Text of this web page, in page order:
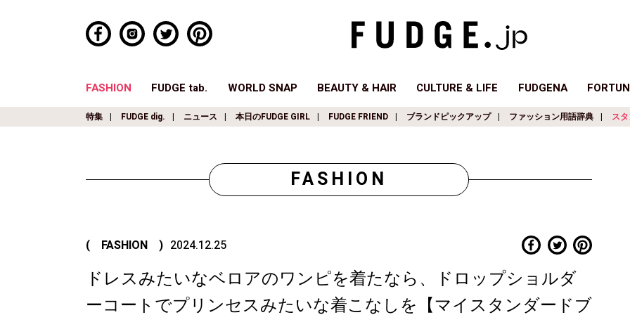
FASHION FUDGE tab. WORLD SNAP BEAUTY & HAIR CULTURE & LIFE FUDGENA
特集 FUDGE dig. ニュース 本日のFUDGE GIRL FUDGE FRIEND ブランドピックアップ ファッション用語辞典 ス
FASHION
( FASHION ) 2024.12.25
ドレスみたいなベロアのワンピを着たなら、ドロップショルダ
ーコートでプリンセスみたいな着こなしを【マイスタンダードブ